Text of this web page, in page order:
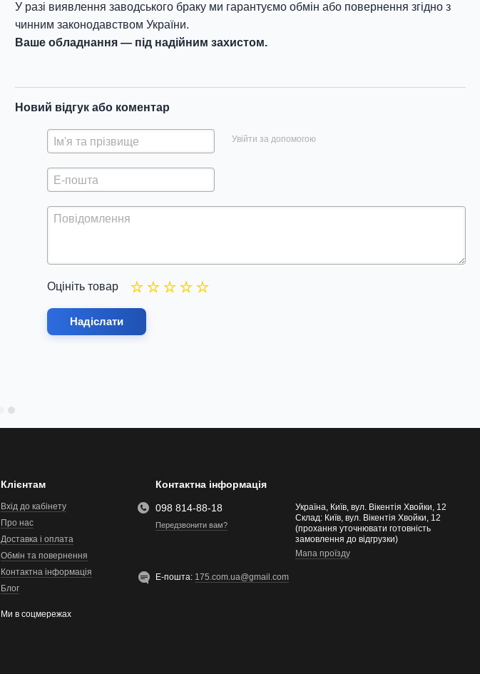
У разі виявлення заводського браку ми гарантуємо обмін або повернення згідно з
чинним законодавством України.
Ваше обладнання — під надійним захистом.
Новий відгук або коментар
Увійти за допомогою
Оцініть товар
Надіслати
Клієнтам
Вхід до кабінету
Про нас
Доставка і оплата
Обмін та повернення
Контактна інформація
Блог
Ми в соцмережах
Контактна інформація
098 814-88-18
Передзвонити вам?
Україна, Київ, вул. Вікентія Хвойки, 12
Склад: Київ, вул. Вікентія Хвойки, 12
(прохання уточнювати готовність
замовлення до відгрузки)
Мапа проїзду
Е-пошта: 175.com.ua@gmail.com